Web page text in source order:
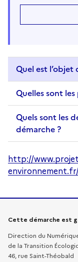
Quel est l’objet
Quelles sont
Quels sont les
démarche ?
http://
Cette démarche est
Direction du
de la Transition
46, rue Saint-Théobald